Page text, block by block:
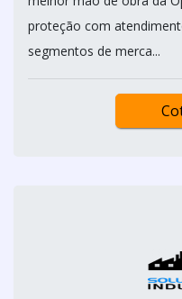
proteção com
segmentos de merca...